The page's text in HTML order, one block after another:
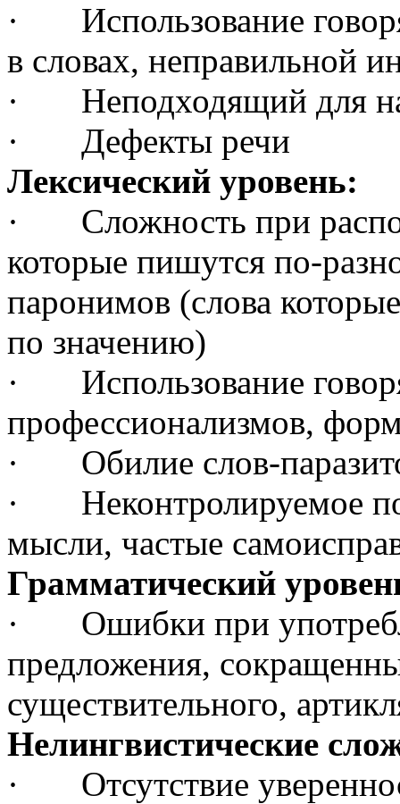
· Использование
в словах, неправильной
· Неподходящий для
· Дефекты речи
Лексический уровень:
· Сложность при
которые пишутся по-
паронимов (слова
по значению)
· Использование
профессионализмов,
· Обилие слов-
· Неконтролируемое
мысли, частые
Грамматический
· Ошибки при
предложения,
существительного,
Нелингвистические
· Отсутствие